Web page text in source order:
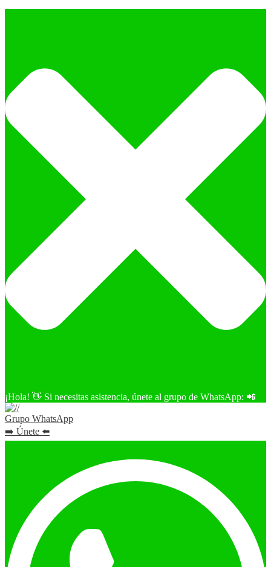
¡Hola! 👋 Si necesitas asistencia, únete al grupo de WhatsApp: 📲
Grupo WhatsApp
➡️ Únete ⬅️